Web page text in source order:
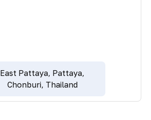
East Pattaya, Pattaya,
Chonburi, Thailand